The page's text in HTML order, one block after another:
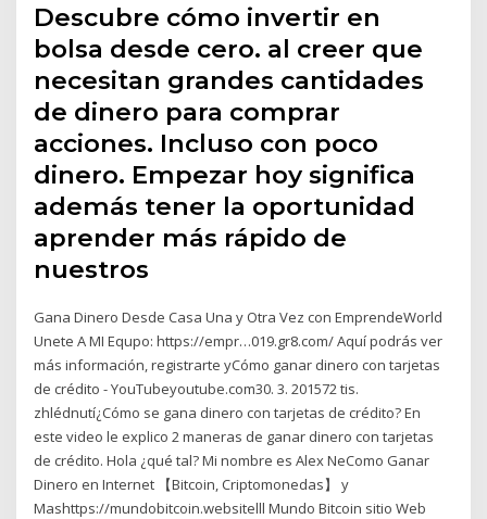
Descubre cómo invertir en
bolsa desde cero. al creer que
necesitan grandes cantidades
de dinero para comprar
acciones. Incluso con poco
dinero. Empezar hoy significa
además tener la oportunidad
aprender más rápido de
nuestros
Gana Dinero Desde Casa Una y Otra Vez con EmprendeWorld
Unete A MI Equpo: https://empr…019.gr8.com/ Aquí podrás ver
más información, registrarte yCómo ganar dinero con tarjetas
de crédito - YouTubeyoutube.com30. 3. 201572 tis.
zhlédnutí¿Cómo se gana dinero con tarjetas de crédito? En
este video le explico 2 maneras de ganar dinero con tarjetas
de crédito. Hola ¿qué tal? Mi nombre es Alex NeComo Ganar
Dinero en Internet 【Bitcoin, Criptomonedas】 y
Mashttps://mundobitcoin.websitelll Mundo Bitcoin sitio Web